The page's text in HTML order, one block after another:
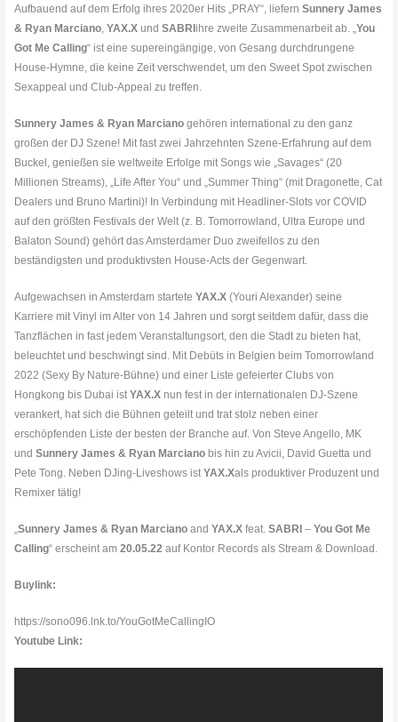
Aufbauend auf dem Erfolg ihres 2020er Hits „PRAY“, liefernSunnery James
& Ryan Marciano,YAX.X undSABRIihre zweite Zusammenarbeit ab. „You
Got Me Calling“ ist eine supereingängige, von Gesang durchdrungene
House-Hymne, die keine Zeit verschwendet, um den Sweet Spot zwischen
Sexappeal und Club-Appeal zu treffen.
Sunnery James & Ryan Marciano gehören international zu den ganz
großen der DJ Szene! Mit fast zwei Jahrzehnten Szene-Erfahrung auf dem
Buckel, genießen sie weltweite Erfolge mit Songs wie „Savages“ (20
Millionen Streams), „Life After You“ und „Summer Thing“ (mit Dragonette, Cat
Dealers und Bruno Martini)! In Verbindung mit Headliner-Slots vor COVID
auf den größten Festivals der Welt (z. B. Tomorrowland, Ultra Europe und
Balaton Sound) gehört das Amsterdamer Duo zweifellos zu den
beständigsten und produktivsten House-Acts der Gegenwart.
Aufgewachsen in Amsterdam starteteYAX.X (Youri Alexander) seine
Karriere mit Vinyl im Alter von 14 Jahren und sorgt seitdem dafür, dass die
Tanzflächen in fast jedem Veranstaltungsort, den die Stadt zu bieten hat,
beleuchtet und beschwingt sind. Mit Debüts in Belgien beim Tomorrowland
2022 (Sexy By Nature-Bühne) und einer Liste gefeierter Clubs von
Hongkong bis Dubai istYAX.X nun fest in der internationalen DJ-Szene
verankert, hat sich die Bühnen geteilt und trat stolz neben einer
erschöpfenden Liste der besten der Branche auf. Von Steve Angello, MK
undSunnery James & Ryan Marciano bis hin zu Avicii, David Guetta und
Pete Tong. Neben DJing-Liveshows istYAX.Xals produktiver Produzent und
Remixer tätig!
„Sunnery James & Ryan Marcianoand YAX.Xfeat. SABRI –You Got Me
Calling“ erscheint am20.05.22 auf Kontor Records als Stream & Download.
Buylink:
https://sono096.lnk.to/YouGotMeCallingIO
Youtube Link: